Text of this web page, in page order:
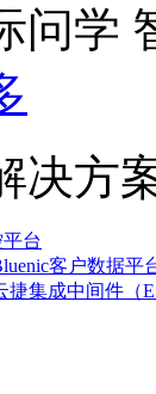
问学
决方
台
客户数据平
集成中间件（